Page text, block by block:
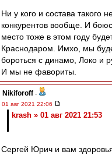
Ни у кого и состава такого
конкурентов вообще. И
место тоже в этом году
Краснодаром. Имхо, мы
бороться с динамо, Локо и
И мы не фавориты.
Nikiforoff -
01 авг 2021 22:06
krash » 01 авг 2021 21:53
Сергей Юрич и вам